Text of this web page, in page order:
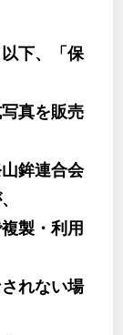
下、「保
真を販売
鉾連合会
製・利用
れない場